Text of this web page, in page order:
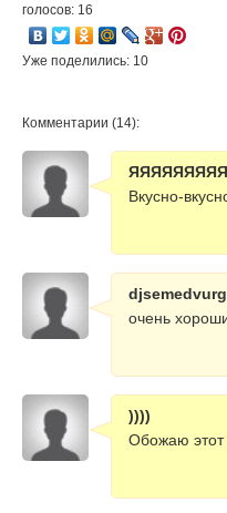
голосов: 16
Уже поделились: 10
Комментарии (14):
Вкусно-
очень
))))
Обожаю этот